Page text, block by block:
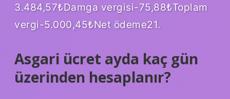
3.484,57₺Damga vergisi-75,88₺Toplam
vergi-5.000,45₺Net ödeme21.
Asgari ücret ayda kaç gün
üzerinden hesaplanır?